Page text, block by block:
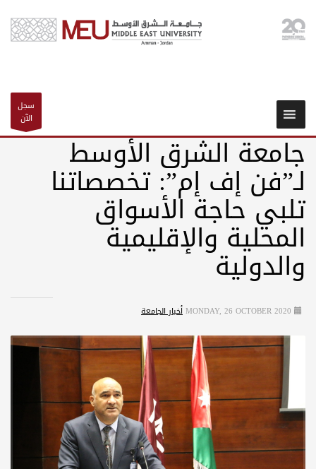
سجل
الآن
جامعة الشرق الأوسط
لـ”فن إف إم”: تخصصاتنا
تلبي حاجة الأسواق
المحلية والإقليمية
والدولية
MONDAY, 26 OCTOBER 2020أخبار الجامعة